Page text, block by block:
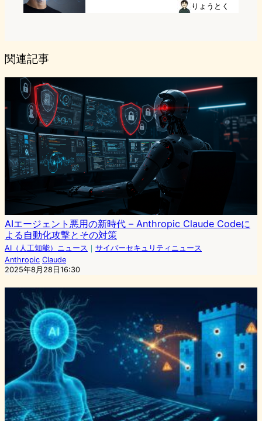
りょうとく
関連記事
AIエージェント悪用の新時代 – Anthropic Claude Codeに
よる自動化攻撃とその対策
AI（人工知能）ニュース ｜ サイバーセキュリティニュース
Anthropic Claude
2025年8月28日16:30